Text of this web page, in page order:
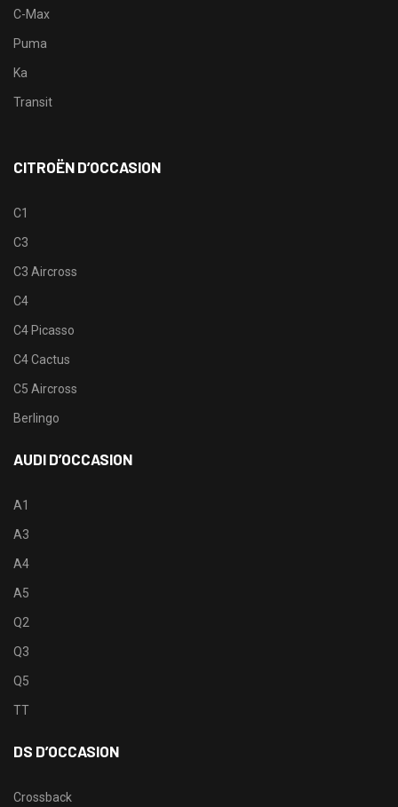
C-Max
Puma
Ka
Transit
CITROËN D’OCCASION
C1
C3
C3 Aircross
C4
C4 Picasso
C4 Cactus
C5 Aircross
Berlingo
AUDI D’OCCASION
A1
A3
A4
A5
Q2
Q3
Q5
TT
DS D’OCCASION
Crossback